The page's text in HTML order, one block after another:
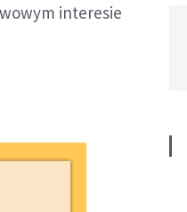
interesie